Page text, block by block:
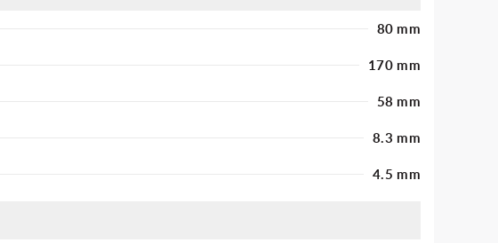
80 mm
170 mm
58 mm
8.3 mm
4.5 mm